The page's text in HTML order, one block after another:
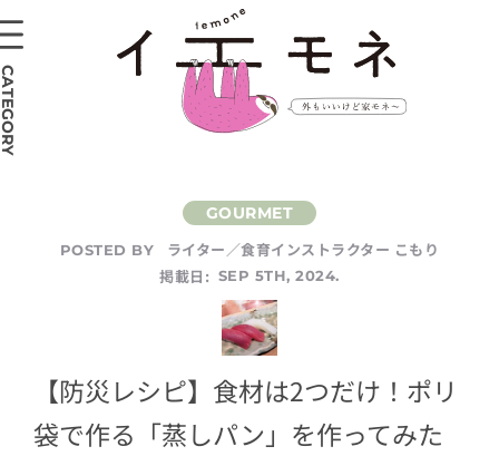
POSTED BY
ライター／食育インストラクター こもり
掲載日: SEP 5TH, 2024.
【防災レシピ】食材は2つだけ！ポリ
袋で作る「蒸しパン」を作ってみた